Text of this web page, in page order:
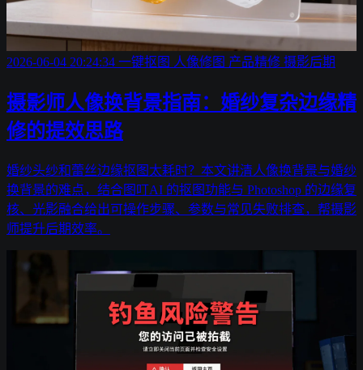
2026-06-04 20:24:34 一键抠图 人像修图 产品精修 摄影后期
摄影师人像换背景指南：婚纱复杂边缘精
修的提效思路
婚纱头纱和蕾丝边缘抠图太耗时？本文讲清人像换背景与婚纱
换背景的难点，结合图叮AI 的抠图功能与 Photoshop 的边缘复
核、光影融合给出可操作步骤、参数与常见失败排查，帮摄影
师提升后期效率。